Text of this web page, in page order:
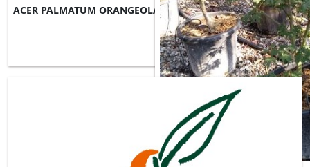
ACER PALMATUM ORANGEOLA
Misure Disponibili ►